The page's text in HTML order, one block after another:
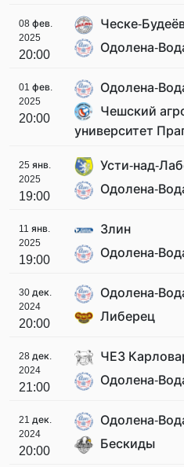
08 фев.
2025
20:00
Ческе-
Одолена-
01 фев.
2025
20:00
Одолена-
Чешский
университет
25 янв.
2025
19:00
Усти-над-
Одолена-
11 янв.
2025
19:00
Злин
Одолена-
30 дек.
2024
20:00
Одолена-
Либерец
28 дек.
2024
21:00
ЧЕЗ
Одолена-
21 дек.
2024
20:00
Одолена-
Бескиды